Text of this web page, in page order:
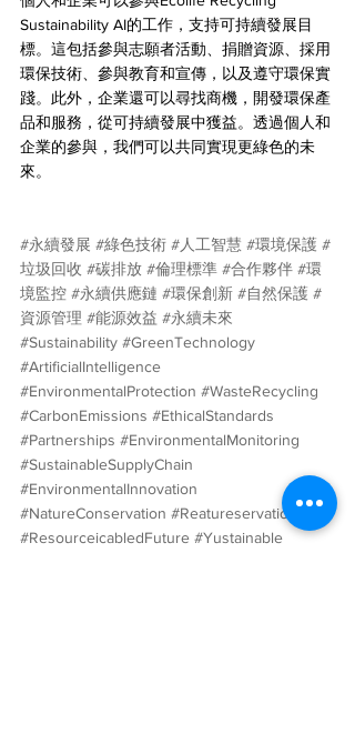
Sustainability AI的工作，支持可持續發展目
標。這包括參與志願者活動、捐贈資源、採用
環保技術、參與教育和宣傳，以及遵守環保實
踐。此外，企業還可以尋找商機，開發環保產
品和服務，從可持續發展中獲益。透過個人和
企業的參與，我們可以共同實現更綠色的未
來。
#永續發展 #綠色技術 #人工智慧 #環境保護 #
垃圾回收 #碳排放 #倫理標準 #合作夥伴 #環
境監控 #永續供應鏈 #環保創新 #自然保護 #
資源管理 #能源效益 #永續未來
#Sustainability #GreenTechnology
#ArtificialIntelligence
#EnvironmentalProtection #WasteRecycling
#CarbonEmissions #EthicalStandards
#Partnerships #EnvironmentalMonitoring
#SustainableSupplyChain
#EnvironmentalInnovation
#NatureConservation #Reatureservation
#ResourceicabledFuture #Yustainable